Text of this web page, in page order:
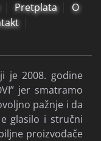
Pretplata
O
je 2008. godine
jer smatramo
pažnje i da
glasilo i stručni
proizvođače